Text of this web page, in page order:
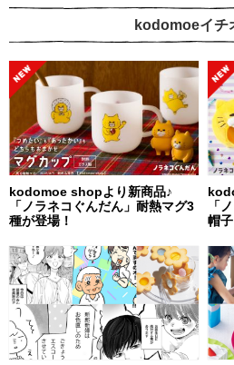
kodomoeイチ
kodomoe shopより新商品♪
「ノラネコぐんだん」耐熱マグ3
種が登場！
「
帽